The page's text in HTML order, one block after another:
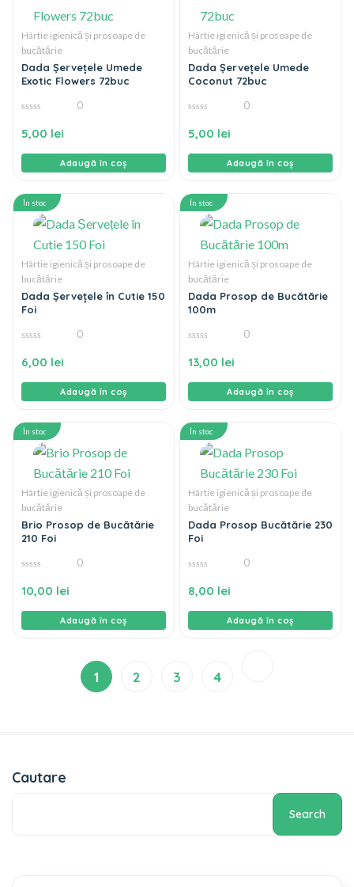
Hârtie igienică și prosoape de
bucătărie
Dada Șervețele Umede
Exotic Flowers 72buc
din
5
0
5,00 lei
Adaugă în coș
Hârtie igienică și prosoape de
bucătărie
Dada Șervețele Umede
Coconut 72buc
din
5
0
5,00 lei
Adaugă în coș
În stoc
Hârtie igienică și prosoape de
bucătărie
Dada Șervețele în Cutie 150
Foi
din
5
0
6,00 lei
Adaugă în coș
În stoc
Hârtie igienică și prosoape de
bucătărie
Dada Prosop de Bucătărie
100m
din
5
0
13,00 lei
Adaugă în coș
În stoc
Hârtie igienică și prosoape de
bucătărie
Brio Prosop de Bucătărie
210 Foi
din
5
0
10,00 lei
Adaugă în coș
În stoc
Hârtie igienică și prosoape de
bucătărie
Dada Prosop Bucătărie 230
Foi
din
5
0
8,00 lei
Adaugă în coș
1 2 3 4
Cautare
Search